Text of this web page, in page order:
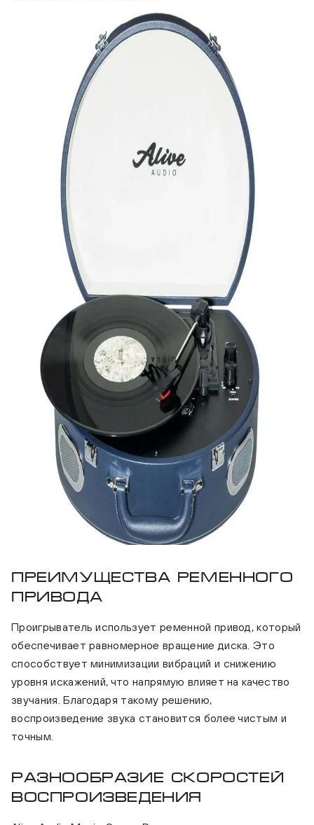
Преимущества ременного
привода
Проигрыватель использует ременной привод, который
обеспечивает равномерное вращение диска. Это
способствует минимизации вибраций и снижению
уровня искажений, что напрямую влияет на качество
звучания. Благодаря такому решению,
воспроизведение звука становится более чистым и
точным.
Разнообразие скоростей
воспроизведения